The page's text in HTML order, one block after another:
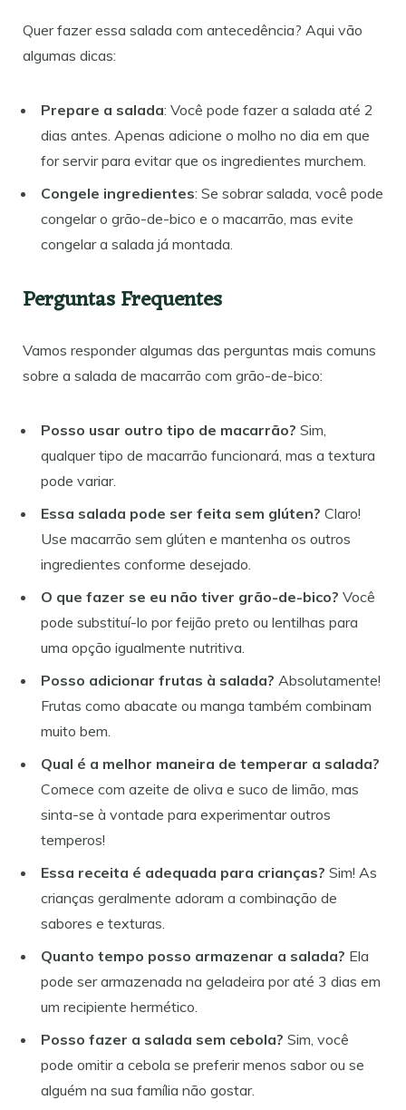
Quer fazer essa salada com antecedência? Aqui vão
algumas dicas:
Prepare a salada: Você pode fazer a salada até 2
dias antes. Apenas adicione o molho no dia em que
for servir para evitar que os ingredientes murchem.
Congele ingredientes: Se sobrar salada, você pode
congelar o grão-de-bico e o macarrão, mas evite
congelar a salada já montada.
Perguntas Frequentes
Vamos responder algumas das perguntas mais comuns
sobre a salada de macarrão com grão-de-bico:
Posso usar outro tipo de macarrão? Sim,
qualquer tipo de macarrão funcionará, mas a textura
pode variar.
Essa salada pode ser feita sem glúten? Claro!
Use macarrão sem glúten e mantenha os outros
ingredientes conforme desejado.
O que fazer se eu não tiver grão-de-bico? Você
pode substituí-lo por feijão preto ou lentilhas para
uma opção igualmente nutritiva.
Posso adicionar frutas à salada? Absolutamente!
Frutas como abacate ou manga também combinam
muito bem.
Qual é a melhor maneira de temperar a salada?
Comece com azeite de oliva e suco de limão, mas
sinta-se à vontade para experimentar outros
temperos!
Essa receita é adequada para crianças? Sim! As
crianças geralmente adoram a combinação de
sabores e texturas.
Quanto tempo posso armazenar a salada? Ela
pode ser armazenada na geladeira por até 3 dias em
um recipiente hermético.
Posso fazer a salada sem cebola? Sim, você
pode omitir a cebola se preferir menos sabor ou se
alguém na sua família não gostar.